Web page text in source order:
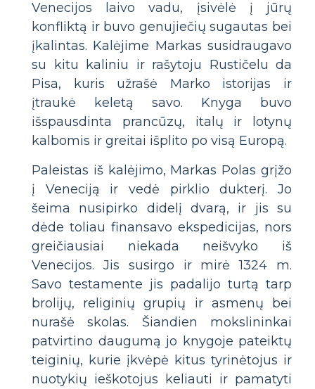
Venecijos laivo vadu, įsivėlė į jūrų
konfliktą ir buvo genujiečių sugautas bei
įkalintas. Kalėjime Markas susidraugavo
su kitu kaliniu ir rašytoju Rustičelu da
Pisa, kuris užrašė Marko istorijas ir
įtraukė keletą savo. Knyga buvo
išspausdinta prancūzų, italų ir lotynų
kalbomis ir greitai išplito po visą Europą.
Paleistas iš kalėjimo, Markas Polas grįžo
į Veneciją ir vedė pirklio dukterį. Jo
šeima nusipirko didelį dvarą, ir jis su
dėde toliau finansavo ekspedicijas, nors
greičiausiai niekada neišvyko iš
Venecijos. Jis susirgo ir mirė 1324 m.
Savo testamente jis padalijo turtą tarp
brolijų, religinių grupių ir asmenų bei
nurašė skolas. Šiandien mokslininkai
patvirtino daugumą jo knygoje pateiktų
teiginių, kurie įkvėpė kitus tyrinėtojus ir
nuotykių ieškotojus keliauti ir pamatyti